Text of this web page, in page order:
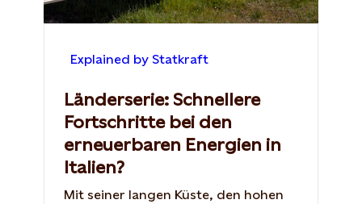
Explained by Statkraft
Länderserie: Schnellere
Fortschritte bei den
erneuerbaren Energien in
Italien?
Mit seiner langen Küste, den hohen